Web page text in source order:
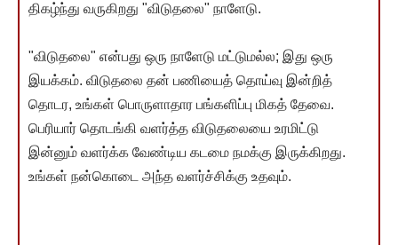
திகழ்ந்து வருகிறது "விடுதலை" நாளேடு.
"விடுதலை" என்பது ஒரு நாளேடு மட்டுமல்ல; இது ஒரு
இயக்கம். விடுதலை தன் பணியைத் தொய்வு இன்றித்
தொடர, உங்கள் பொருளாதார பங்களிப்பு மிகத் தேவை.
பெரியார் தொடங்கி வளர்த்த விடுதலையை உரமிட்டு
இன்னும் வளர்க்க வேண்டிய கடமை நமக்கு இருக்கிறது.
உங்கள் நன்கொடை அந்த வளர்ச்சிக்கு உதவும்.